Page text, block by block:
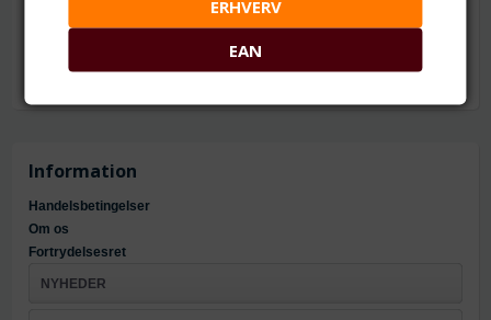
Information
Handelsbetingelser
Om os
Fortrydelsesret
NYHEDER
ERHVERV
EAN